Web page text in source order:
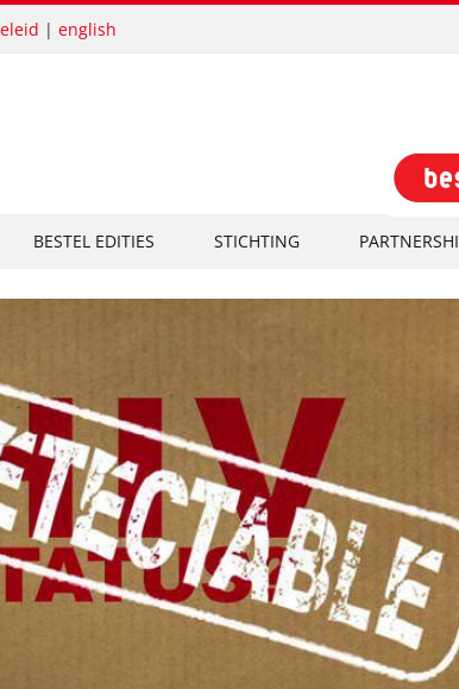
| english
BESTEL EDITIES STICHTING